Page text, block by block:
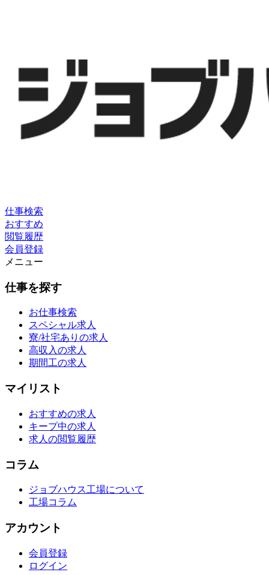
仕事検索
おすすめ
閲覧履歴
会員登録
メニュー
仕事を探す
お仕事検索
スペシャル求人
寮/社宅ありの求人
高収入の求人
期間工の求人
マイリスト
おすすめの求人
キープ中の求人
求人の閲覧履歴
コラム
ジョブハウス工場について
工場コラム
アカウント
会員登録
ログイン